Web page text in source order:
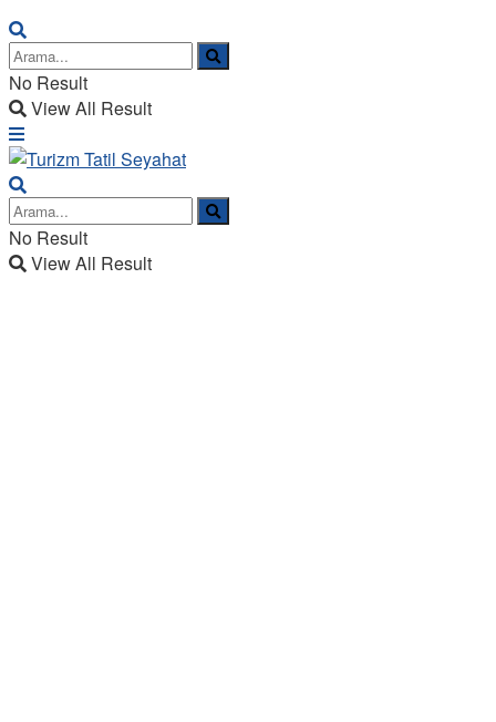
No Result
View All Result
No Result
View All Result